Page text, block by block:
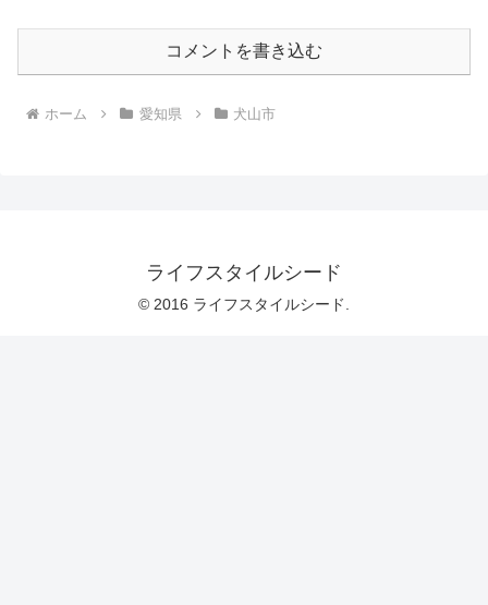
コメントを書き込む
ホーム 愛知県 犬山市
ライフスタイルシード
© 2016 ライフスタイルシード.